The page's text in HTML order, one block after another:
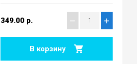
349.00 р. − +
В корзину